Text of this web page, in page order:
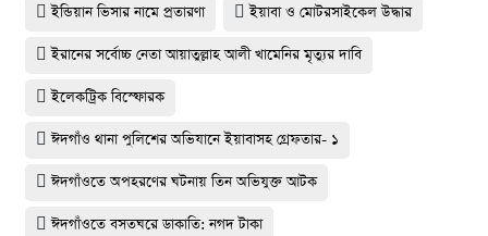
ইন্ডিয়ান ভিসার নামে প্রতারণা ইয়াবা ও মোটরসাইকেল উদ্ধার
ইরানের সর্বোচ্চ নেতা আয়াতুল্লাহ আলী খামেনির মৃত্যুর দাবি
ইলেকট্রিক বিস্ফোরক
ঈদগাঁও থানা পুলিশের অভিযানে ইয়াবাসহ গ্রেফতার- ১
ঈদগাঁওতে অপহরণের ঘটনায় তিন অভিযুক্ত আটক
ঈদগাঁওতে বসতঘরে ডাকাতি: নগদ টাকা